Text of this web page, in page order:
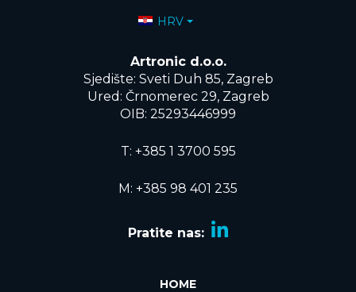
Odaberite svoj jezik
HRV
Artronic d.o.o.
Sjedište: Sveti Duh 85, Zagreb
Ured: Črnomerec 29, Zagreb
OIB: 25293446999
T: +385 1 3700 595
M: +385 98 401 235
Pratite nas:
HOME